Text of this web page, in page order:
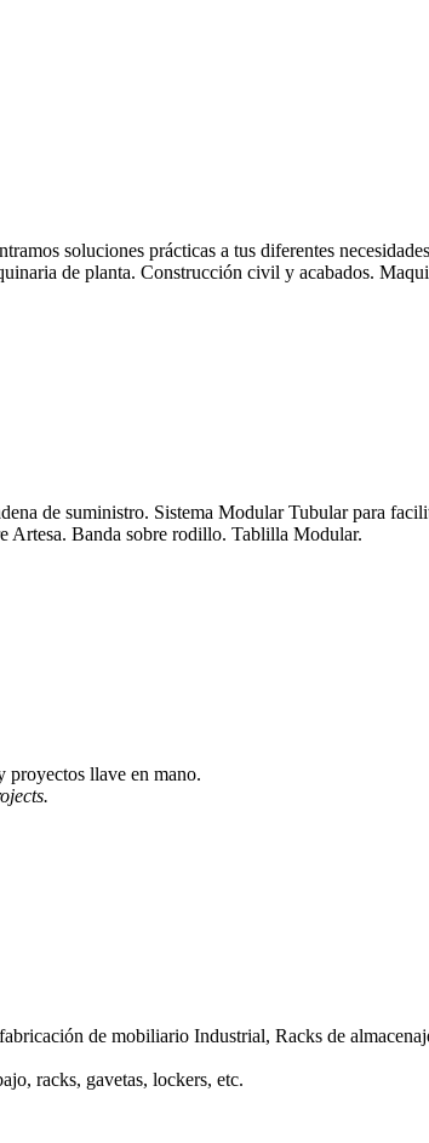
soluciones prácticas a tus diferentes
de planta. Construcción civil y acabados.
de suministro. Sistema Modular Tubular para
Artesa. Banda sobre rodillo. Tablilla Modular.
proyectos llave en mano.
de mobiliario Industrial, Racks de
racks, gavetas, lockers, etc.